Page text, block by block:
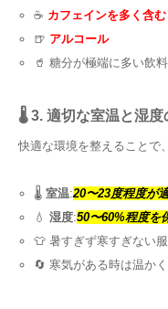
☕ カフェインを多く含
🍺 アルコール
🥤 糖分が極端に多い飲料
🌡️ 3. 適切な室温と湿度
快適な環境を整えることで
🌡️ 室温:20〜23度程度が
💧 湿度:50〜60%程度を
👕 暑すぎず寒すぎない
🔄 寒気がある時は温か